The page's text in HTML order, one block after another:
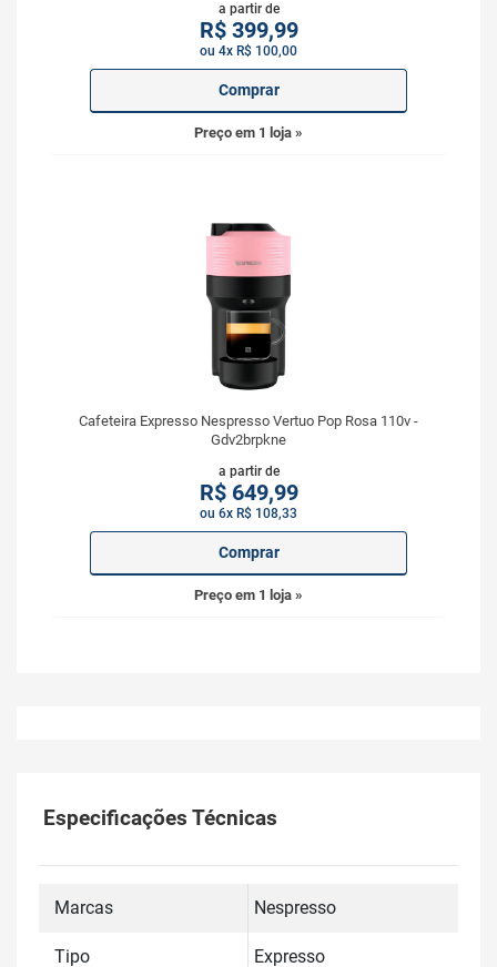
a partir de
R$399,99
ou 4x R$ 100,00
Comprar
Preço em 1 loja »
Cafeteira Expresso Nespresso Vertuo Pop Rosa 110v -
Gdv2brpkne
a partir de
R$649,99
ou 6x R$ 108,33
Comprar
Preço em 1 loja »
Especificações Técnicas
Marcas Nespresso
Tipo Expresso